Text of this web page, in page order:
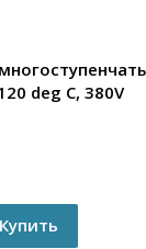
deg C, 380V